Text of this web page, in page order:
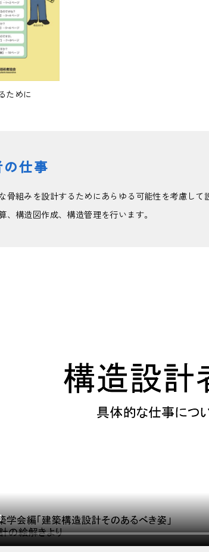
ために
仕事
骨組みを設計するためにあらゆる可能性を考慮し
、構造図作成、構造管理を行います。